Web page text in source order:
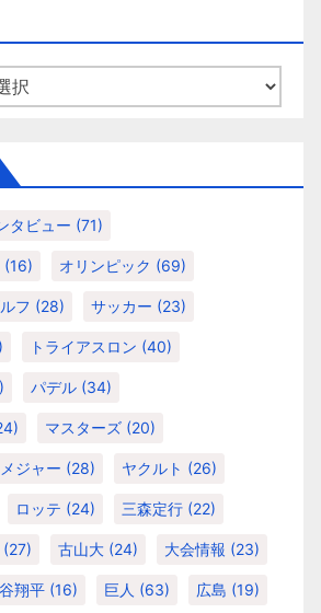
タビュー (71)
(16) オリンピック (69)
フ (28) サッカー (23)
トライアスロン (40)
パデル (34)
マスターズ (20)
メジャー (28) ヤクルト (26)
ロッテ (24) 三森定行 (22)
(27) 古山大 (24) 大会情報 (23)
翔平 (16) 巨人 (63) 広島 (19)